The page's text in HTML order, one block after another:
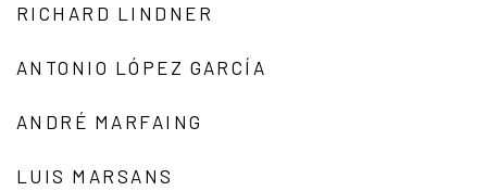
RICHARD LINDNER
ANTONIO LÓPEZ GARCÍA
ANDRÉ MARFAING
LUIS MARSANS